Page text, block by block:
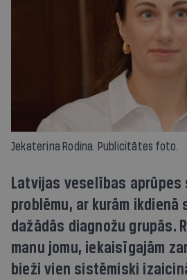
Jekaterina Rodina. Publicitātes foto.
Latvijas veselības aprūpes
problēmu, ar kurām
dažādās diagnožu grupās.
manu jomu, iekaisīgajām
bieži vien sistēmiski